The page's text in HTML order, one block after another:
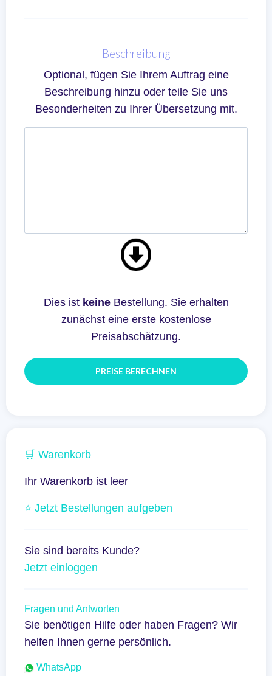
Beschreibung
Optional, fügen Sie Ihrem Auftrag eine
Beschreibung hinzu oder teile Sie uns
Besonderheiten zu Ihrer Übersetzung mit.
Dies ist keineBestellung. Sie erhalten
zunächst eine erste kostenlose
Preisabschätzung.
🛒 Warenkorb
Ihr Warenkorb ist leer
⭐ Jetzt Bestellungen aufgeben
Sie sind bereits Kunde?
Jetzt einloggen
Fragen und Antworten
Sie benötigen Hilfe oder haben Fragen? Wir
helfen Ihnen gerne persönlich.
WhatsApp